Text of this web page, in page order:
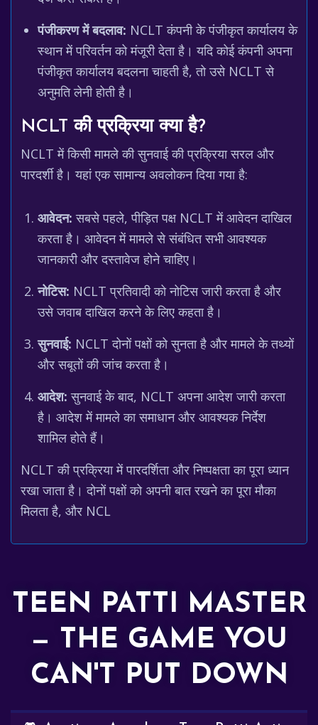
पंजीकरण में बदलाव: NCLT कंपनी के पंजीकृत कार्यालय के
स्थान में परिवर्तन को मंजूरी देता है। यदि कोई कंपनी अपना
पंजीकृत कार्यालय बदलना चाहती है, तो उसे NCLT से
अनुमति लेनी होती है।
NCLT की प्रक्रिया क्या है?
NCLT में किसी मामले की सुनवाई की प्रक्रिया सरल और
पारदर्शी है। यहां एक सामान्य अवलोकन दिया गया है:
आवेदन: सबसे पहले, पीड़ित पक्ष NCLT में आवेदन दाखिल
करता है। आवेदन में मामले से संबंधित सभी आवश्यक
जानकारी और दस्तावेज होने चाहिए।
नोटिस: NCLT प्रतिवादी को नोटिस जारी करता है और
उसे जवाब दाखिल करने के लिए कहता है।
सुनवाई: NCLT दोनों पक्षों को सुनता है और मामले के तथ्यों
और सबूतों की जांच करता है।
आदेश: सुनवाई के बाद, NCLT अपना आदेश जारी करता
है। आदेश में मामले का समाधान और आवश्यक निर्देश
शामिल होते हैं।
NCLT की प्रक्रिया में पारदर्शिता और निष्पक्षता का पूरा ध्यान
रखा जाता है। दोनों पक्षों को अपनी बात रखने का पूरा मौका
मिलता है, और NCL
TEEN PATTI MASTER
— THE GAME YOU
CAN'T PUT DOWN